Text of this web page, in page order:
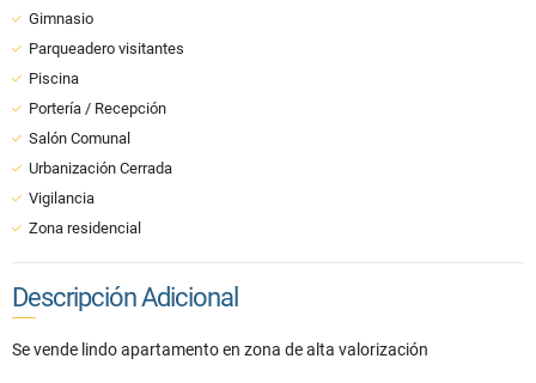
Gimnasio
Parqueadero visitantes
Piscina
Portería / Recepción
Salón Comunal
Urbanización Cerrada
Vigilancia
Zona residencial
Descripción Adicional
Se vende lindo apartamento en zona de alta valorización